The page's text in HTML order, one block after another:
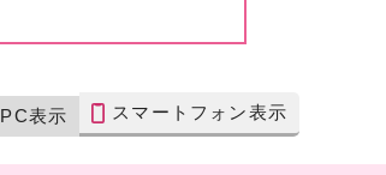
PC表示 スマートフォン表示